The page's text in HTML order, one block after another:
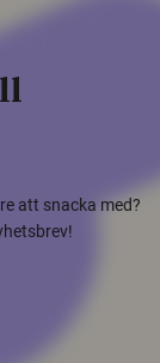
att snacka med?